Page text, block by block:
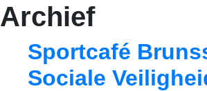
Marlou van Wersch
Archief
Sportcafé
Sociale